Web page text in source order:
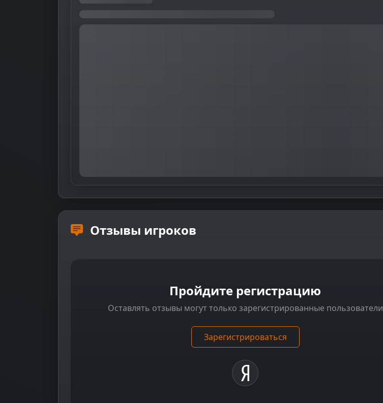
Отзывы игроков
Пройдите регистрацию
Оставлять отзывы могут только зарегистрированные пользователи
Зарегистрироваться